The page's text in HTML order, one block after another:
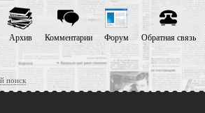
поиск
Архив Комментарии Форум Обратная связь